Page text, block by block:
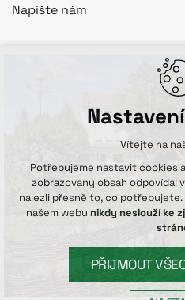
Napište nám
Vítejte na
Potřebujeme nastavit cookies
zobrazovaný obsah odpovídal
nalezli přesně to, co
našem webu nikdy neslouží ke
PŘIJMOUT